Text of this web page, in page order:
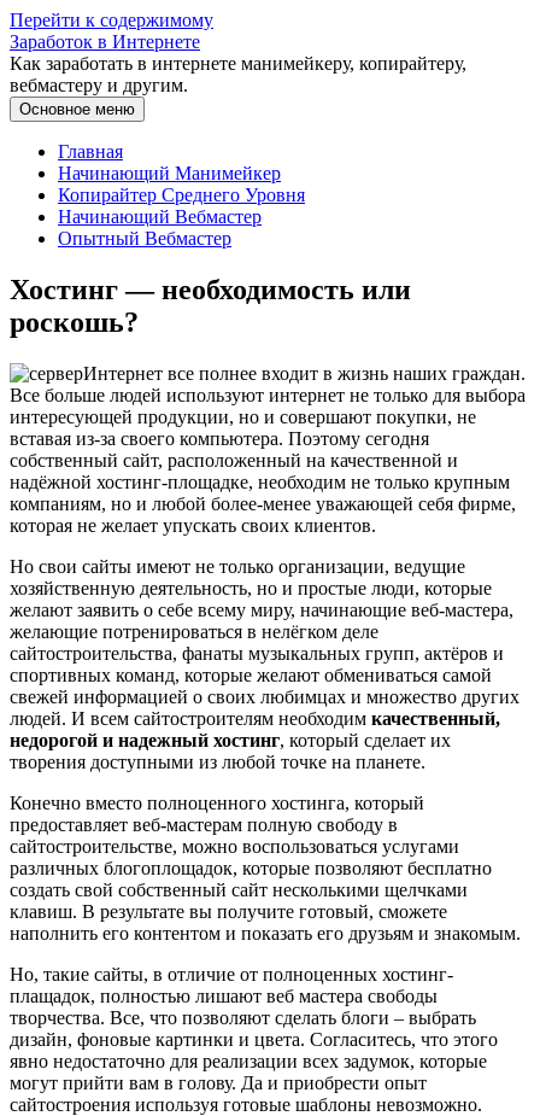
Перейти к содержимому
Заработок в Интернете
Как заработать в интернете манимейкеру, копирайтеру,
вебмастеру и другим.
Основное меню
Главная
Начинающий Манимейкер
Копирайтер Среднего Уровня
Начинающий Вебмастер
Опытный Вебмастер
Хостинг — необходимость или
роскошь?
Интернет все полнее входит в жизнь наших граждан.
Все больше людей используют интернет не только для выбора
интересующей продукции, но и совершают покупки, не
вставая из-за своего компьютера. Поэтому сегодня
собственный сайт, расположенный на качественной и
надёжной хостинг-площадке, необходим не только крупным
компаниям, но и любой более-менее уважающей себя фирме,
которая не желает упускать своих клиентов.
Но свои сайты имеют не только организации, ведущие
хозяйственную деятельность, но и простые люди, которые
желают заявить о себе всему миру, начинающие веб-мастера,
желающие потренироваться в нелёгком деле
сайтостроительства, фанаты музыкальных групп, актёров и
спортивных команд, которые желают обмениваться самой
свежей информацией о своих любимцах и множество других
людей. И всем сайтостроителям необходим качественный,
недорогой и надежный хостинг, который сделает их
творения доступными из любой точке на планете.
Конечно вместо полноценного хостинга, который
предоставляет веб-мастерам полную свободу в
сайтостроительстве, можно воспользоваться услугами
различных блогоплощадок, которые позволяют бесплатно
создать свой собственный сайт несколькими щелчками
клавиш. В результате вы получите готовый, сможете
наполнить его контентом и показать его друзьям и знакомым.
Но, такие сайты, в отличие от полноценных хостинг-
плащадок, полностью лишают веб мастера свободы
творчества. Все, что позволяют сделать блоги – выбрать
дизайн, фоновые картинки и цвета. Согласитесь, что этого
явно недостаточно для реализации всех задумок, которые
могут прийти вам в голову. Да и приобрести опыт
сайтостроения используя готовые шаблоны невозможно.